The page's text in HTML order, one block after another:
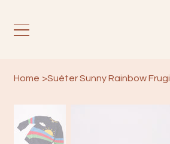
Home >Suéter Sunny Rainbow Frugi